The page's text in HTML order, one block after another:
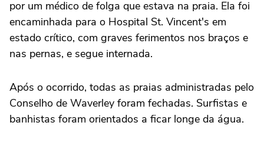
por um médico de folga que estava na praia. Ela foi
encaminhada para o Hospital St. Vincent's em
estado crítico, com graves ferimentos nos braços e
nas pernas, e segue internada.
Após o ocorrido, todas as praias administradas pelo
Conselho de Waverley foram fechadas. Surfistas e
banhistas foram orientados a ficar longe da água.